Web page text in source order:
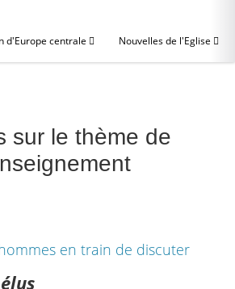
d'Europe centrale Nouvelles de l'Eglise
sur le thème de